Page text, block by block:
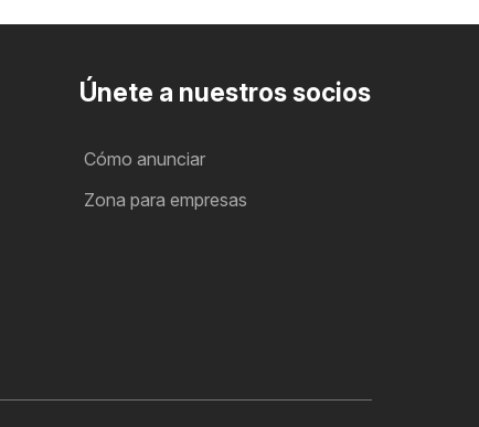
Únete a nuestros socios
Cómo anunciar
Zona para empresas